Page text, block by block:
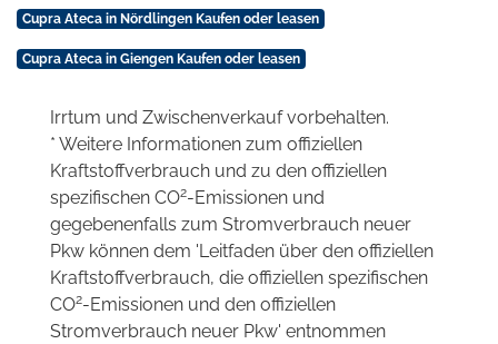
Cupra Ateca in Nördlingen Kaufen oder leasen
Cupra Ateca in Giengen Kaufen oder leasen
Irrtum und Zwischenverkauf vorbehalten.
* Weitere Informationen zum offiziellen
Kraftstoffverbrauch und zu den offiziellen
spezifischen CO2-Emissionen und
gegebenenfalls zum Stromverbrauch neuer
Pkw können dem 'Leitfaden über den offiziellen
Kraftstoffverbrauch, die offiziellen spezifischen
CO2-Emissionen und den offiziellen
Stromverbrauch neuer Pkw' entnommen